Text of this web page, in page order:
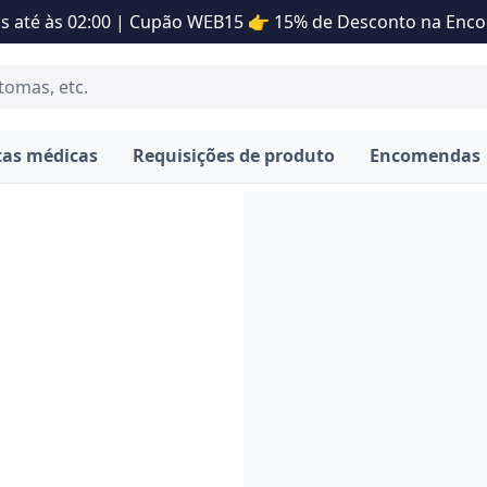
até às 02:00 | Cupão WEB15 👉 15% de Desconto na
médicas Requisições de produto Encomendas